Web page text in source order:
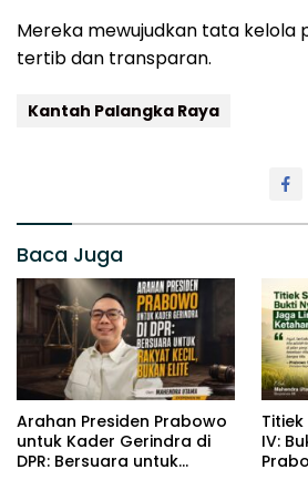
Mereka mewujudkan tata kelola
tertib dan transparan.
Kantah Palangka Raya
Baca Juga
Arahan Presiden Prabowo
untuk Kader Gerindra di
DPR: Bersuara untuk
IV: